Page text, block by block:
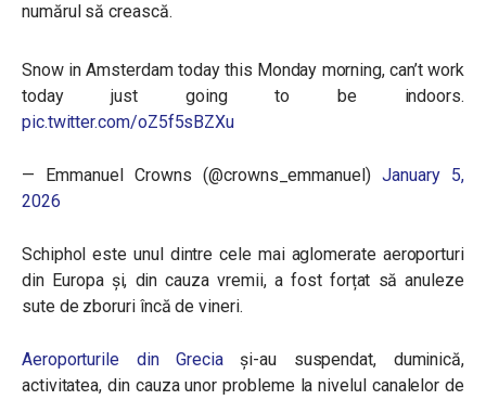
numărul să crească.
Snow in Amsterdam today this Monday morning, can’t work
today just going to be indoors.
pic.twitter.com/oZ5f5sBZXu
— Emmanuel Crowns (@crowns_emmanuel)January 5,
2026
Schiphol este unul dintre cele mai aglomerate aeroporturi
din Europa și, din cauza vremii, a fost forțat să anuleze
sute de zboruri încă de vineri.
Aeroporturile din Greciași-au suspendat, duminică,
activitatea, din cauza unor probleme la nivelul canalelor de